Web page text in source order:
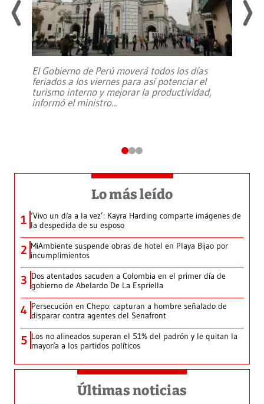
El Gobierno de Perú moverá todos los días
feriados a los viernes para así potenciar el
turismo interno y mejorar la productividad,
informó el ministro...
Lo más leído
1 ‘Vivo un día a la vez’: Kayra Harding comparte imágenes de
la despedida de su esposo
2 MiAmbiente suspende obras de hotel en Playa Bijao por
incumplimientos
3 Dos atentados sacuden a Colombia en el primer día de
gobierno de Abelardo De La Espriella
4 Persecución en Chepo: capturan a hombre señalado de
disparar contra agentes del Senafront
5 Los no alineados superan el 51% del padrón y le quitan la
mayoría a los partidos políticos
Últimas noticias